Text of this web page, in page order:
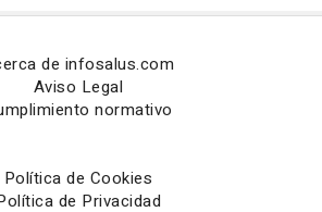
de infosalus.com
Aviso Legal
normativo
Política de Cookies
de Privacidad